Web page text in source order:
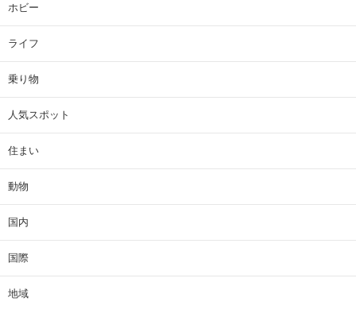
ホビー
ライフ
乗り物
人気スポット
住まい
動物
国内
国際
地域